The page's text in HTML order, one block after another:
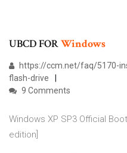
UBCD FORWindows
https://ccm.net/faq/5170-
flash-drive
9 Comments
Windows XP SP3 Official
edition]